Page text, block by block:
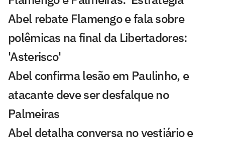
Abel rebate Flamengo e fala sobre
polêmicas na final da Libertadores:
'Asterisco'
Abel confirma lesão em Paulinho, e
atacante deve ser desfalque no
Palmeiras
Abel detalha conversa no vestiário e